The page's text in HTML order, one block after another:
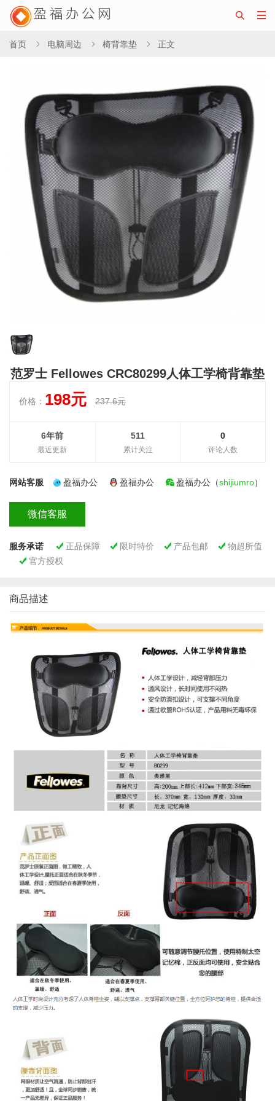


首页  电脑周边  椅背靠垫  正文
范罗士 Fellowes CRC80299人体工学椅背靠垫
价格： 198元 237.6元
0
评论人数
511
累计关注
6年前
最近更新
网站客服 盈福办公 盈福办公 盈福办公（shijiumro）
微信客服
服务承诺  正品保障  限时特价  产品包邮  物超所值
 官方授权
商品描述